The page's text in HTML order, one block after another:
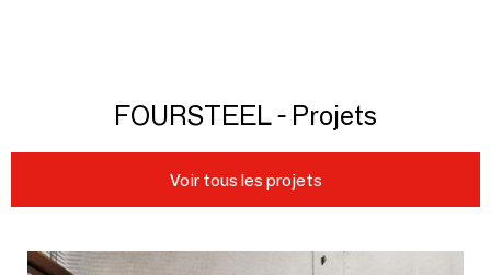
FOURSTEEL - Projets
Voir tous les projets